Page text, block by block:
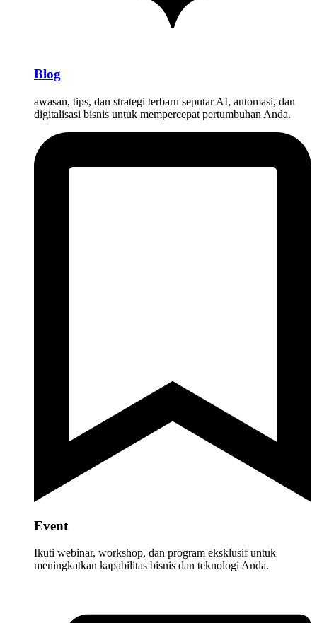
Blog
awasan, tips, dan strategi terbaru seputar AI, automasi, dan
digitalisasi bisnis untuk mempercepat pertumbuhan Anda.
Event
Ikuti webinar, workshop, dan program eksklusif untuk
meningkatkan kapabilitas bisnis dan teknologi Anda.